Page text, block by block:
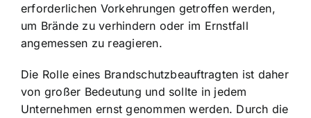
erforderlichen Vorkehrungen getroffen werden,
um Brände zu verhindern oder im Ernstfall
angemessen zu reagieren.
Die Rolle eines Brandschutzbeauftragten ist daher
von großer Bedeutung und sollte in jedem
Unternehmen ernst genommen werden. Durch die